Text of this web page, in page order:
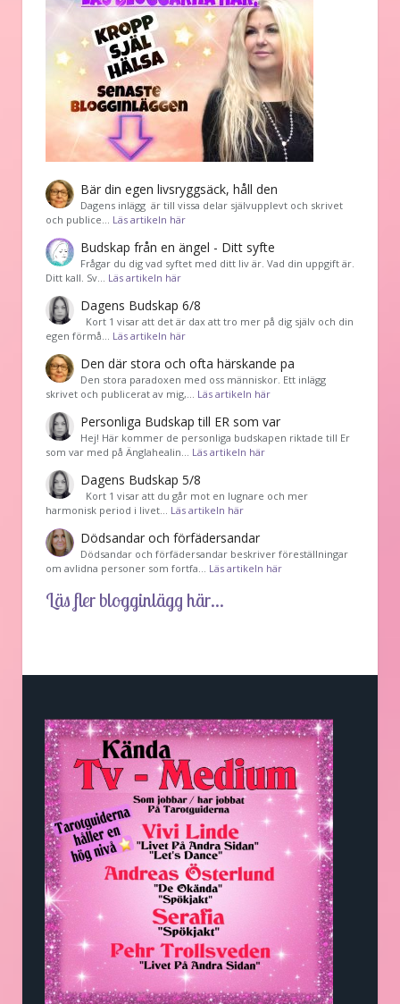
Bär din egen livsryggsäck, håll den
Dagens inlägg är till vissa delar självupplevt och skrivet
och publice… Läs artikeln här
Budskap från en ängel - Ditt syfte
Frågar du dig vad syftet med ditt liv är. Vad din uppgift är.
Ditt kall. Sv… Läs artikeln här
Dagens Budskap 6/8
Kort 1 visar att det är dax att tro mer på dig själv och din
egen förmå… Läs artikeln här
Den där stora och ofta härskande pa
Den stora paradoxen med oss människor. Ett inlägg
skrivet och publicerat av mig,… Läs artikeln här
Personliga Budskap till ER som var
Hej! Här kommer de personliga budskapen riktade till Er
som var med på Änglahealin… Läs artikeln här
Dagens Budskap 5/8
Kort 1 visar att du går mot en lugnare och mer
harmonisk period i livet… Läs artikeln här
Dödsandar och förfädersandar
Dödsandar och förfädersandar beskriver föreställningar
om avlidna personer som fortfa… Läs artikeln här
Läs fler blogginlägg här...